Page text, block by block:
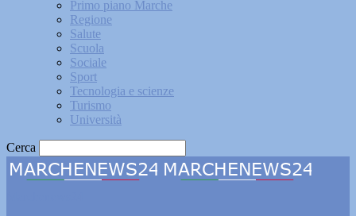
Primo piano Marche
Regione
Salute
Scuola
Sociale
Sport
Tecnologia e scienze
Turismo
Università
Cerca